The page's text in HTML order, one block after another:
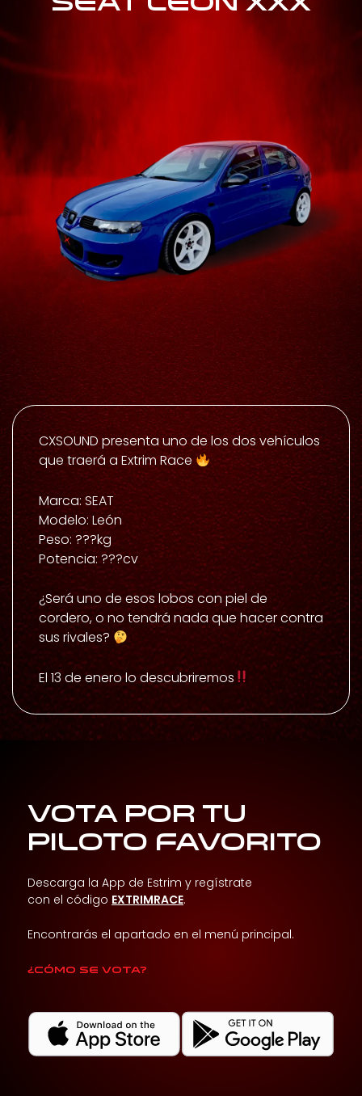
CXSOUND presenta uno de los dos vehículos
que traerá a Extrim Race
Marca: SEAT
Modelo: León
Peso: ???kg
Potencia: ???cv
¿Será uno de esos lobos con piel de
cordero, o no tendrá nada que hacer contra
sus rivales?
El 13 de enero lo descubriremos
VOTA POR TU
PILOTO FAVORITO
Descarga la App de Estrim y regístrate
con el código EXTRIMRACE.
Encontrarás el apartado en el menú principal.
¿Cómo se vota?